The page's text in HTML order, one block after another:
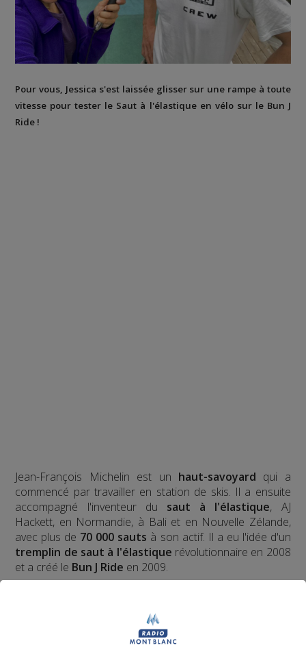
Pour vous, Jessica s'est laissée glisser sur une rampe à toute
vitesse pour tester le Saut à l'élastique en vélo sur le Bun J
Ride !
Jean-François Michelin est un haut-savoyard qui a
commencé par travailler en station de skis. Il a ensuite
accompagné l'inventeur du saut à l'élastique, AJ
Hackett, en Normandie, à Bali et en Nouvelle Zélande,
avec plus de 70 000 sauts à son actif. Il a eu l'idée d'un
tremplin de saut à l'élastique révolutionnaire en 2008
et a créé le Bun J Ride en 2009.
est inspiré de la prononciation
saut à l'élastique
auquel s'ajoute le "ride" du mouvement et de la liberté,